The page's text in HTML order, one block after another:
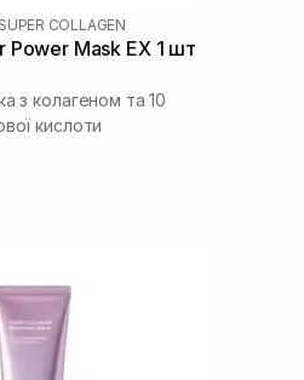
COLLAGEN
Power Mask EX 1 шт
з колагеном та 10
кислоти